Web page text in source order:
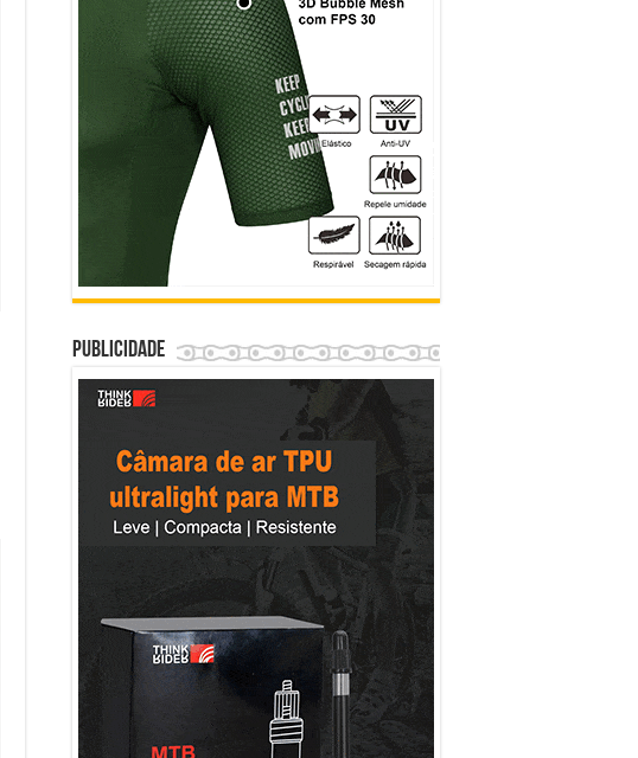
Publicidade